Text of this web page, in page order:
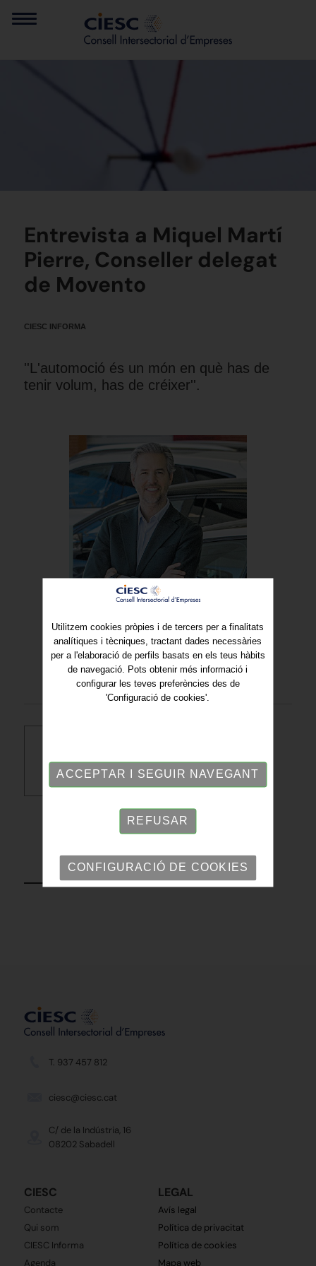
Entrevista a Miquel Martí
Pierre, Conseller delegat
de Movento
CIESC INFORMA
''L'automoció és un món en què has de
tenir volum, has de créixer''.
Descarregar PDF
TORNAR
T. 937 457 812
ciesc@ciesc.cat
C/ de la Indústria, 16
08202 Sabadell
CIESC
Contacte
Qui som
CIESC Informa
Agenda
LEGAL
Avís legal
Política de privacitat
Política de cookies
Mapa web
Utilitzem cookies pròpies i de tercers per a finalitats
analítiques i tècniques, tractant dades necessàries
per a l'elaboració de perfils basats en els teus hàbits
de navegació. Pots obtenir més informació i
configurar les teves preferències des de
'Configuració de cookies'.
ACCEPTAR I SEGUIR NAVEGANT
REFUSAR
CONFIGURACIÓ DE COOKIES